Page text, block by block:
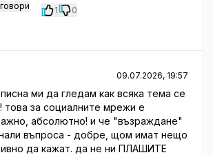
1 0
09.07.2026, 19:57
ми да гледам как всяка тема се
това за социалните мрежи е
абсолютно! и че "възраждане"
въпроса - добре, щом имат нещо
да кажат. да не ни ПЛАШИТЕ